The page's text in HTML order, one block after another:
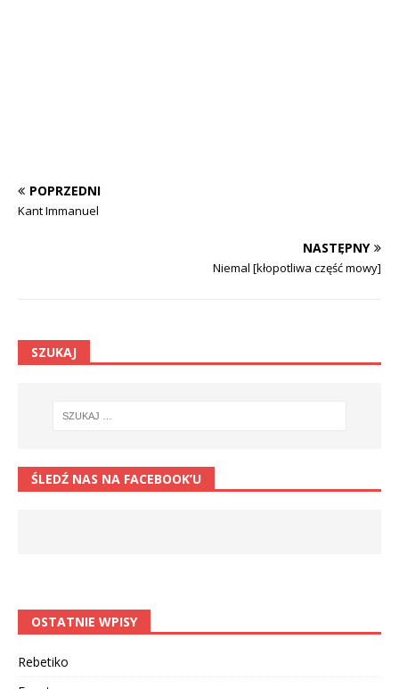
POPRZEDNI
Kant Immanuel
NASTĘPNY
Niemal [kłopotliwa część mowy]
SZUKAJ
ŚLEDŹ NAS NA FACEBOOK’U
OSTATNIE WPISY
Rebetiko